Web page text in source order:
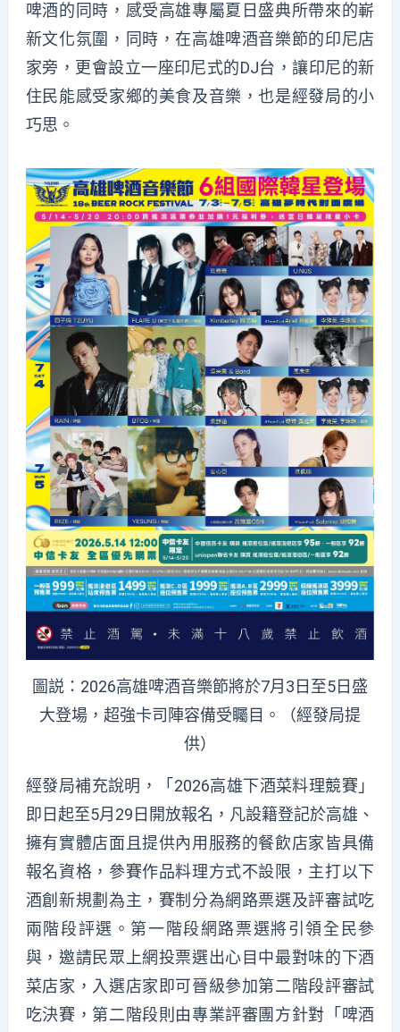
啤酒的同時，感受高雄專屬夏日盛典所帶來的嶄
新文化氛圍，同時，在高雄啤酒音樂節的印尼店
家旁，更會設立一座印尼式的DJ台，讓印尼的新
住民能感受家鄉的美食及音樂，也是經發局的小
巧思。
圖説：2026高雄啤酒音樂節將於7月3日至5日盛
大登場，超強卡司陣容備受矚目。（經發局提
供）
經發局補充說明，「2026高雄下酒菜料理競賽」
即日起至5月29日開放報名，凡設籍登記於高雄、
擁有實體店面且提供內用服務的餐飲店家皆具備
報名資格，參賽作品料理方式不設限，主打以下
酒創新規劃為主，賽制分為網路票選及評審試吃
兩階段評選。第一階段網路票選將引領全民參
與，邀請民眾上網投票選出心目中最對味的下酒
菜店家，入選店家即可晉級參加第二階段評審試
吃決賽，第二階段則由專業評審團方針對「啤酒